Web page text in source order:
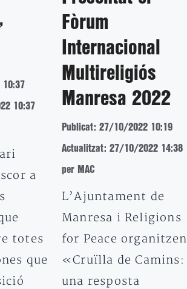
10:37
10:37
a
totes
que
Fòrum
Internacional
Multireligiós
Manresa 2022
Publicat: 27/10/2022 10:19
Actualitzat: 27/10/2022 14:38
per MAC
L’Ajuntament de
Manresa i Religions
for Peace organitzen
«Cruïlla de Camins:
una resposta